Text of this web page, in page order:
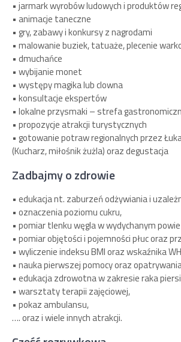
• jarmark wyrobów ludowych i produktów
• animacje taneczne
• gry, zabawy i konkursy z nagrodami
• malowanie buziek, tatuaże, plecenie
• dmuchańce
• wybijanie monet
• występy magika lub clowna
• konsultacje ekspertów
• lokalne przysmaki – strefa
• propozycje atrakcji turystycznych
• gotowanie potraw regionalnych przez
(Kucharz, miłośnik żużla) oraz degustacja
Zadbajmy o zdrowie
• edukacja nt. zaburzeń odżywiania i
• oznaczenia poziomu cukru,
• pomiar tlenku węgla w wydychanym
• pomiar objętości i pojemności płuc oraz
• wyliczenie indeksu BMI oraz wskaźnika
• nauka pierwszej pomocy oraz
• edukacja zdrowotna w zakresie raka
• warsztaty terapii zajęciowej,
• pokaz ambulansu,
…. oraz i wiele innych atrakcji.